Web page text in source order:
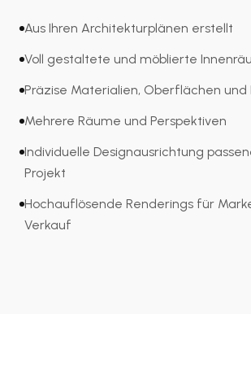
Aus Ihren Architekturplänen erstellt
Voll gestaltete und möblierte
Präzise Materialien, Oberflächen und
Mehrere Räume und Perspektiven
Individuelle Designausrichtung
Projekt
Hochauflösende Renderings für
Verkauf